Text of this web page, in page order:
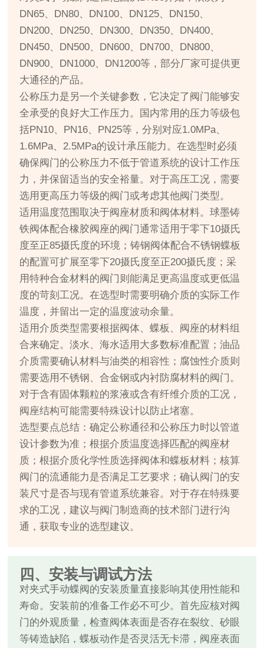
DN65、DN80、DN100、DN125、DN150、
DN200、DN250、DN300、DN350、DN400、
DN450、DN500、DN600、DN700、DN800、
DN900、DN1000、DN1200等，部分厂家可提供更
大通径的产品。
公称压力是另一个关键参数，它决定了阀门能够安
全承受的良好大工作压力。国内常用的压力等级包
括PN10、PN16、PN25等，分别对应1.0MPa、
1.6MPa、2.5MPa的设计承压能力。在选型时必须
确保阀门的公称压力不低于管道系统的设计工作压
力，并保留适当的安全裕量。对于高压工况，需要
选用更高压力等级的阀门或考虑其他阀门类型。
适用温度范围取决于阀座材质和阀体材料。球墨铸
铁阀体配合橡胶阀座的阀门通常适用于零下10摄氏
度至正85摄氏度的环境；铸钢阀体配合不锈钢蝶板
的配置可扩展至零下20摄氏度至正200摄氏度；采
用特种合金材料的阀门则能满足更高温度或更低温
度的苛刻工况。在选型时需要明确介质的实际工作
温度，并留出一定的温度波动余量。
适用介质类型需要根据阀体、蝶板、阀座的材料组
合来确定。淡水、海水适用大多数标准配置；油品
介质需要确认材料与油类的相容性；腐蚀性介质则
需要选用不锈钢、合金钢或内衬防腐材料的阀门。
对于含有固体颗粒的浆液或含有纤维介质的工况，
阀座结构可能需要特殊设计以防止堵塞。
选型要点总结：确定公称通径和公称压力时以管道
设计参数为准；根据介质温度选择匹配的阀座材
质；根据介质化学性质选择阀体和蝶板材料；核算
阀门的流通能力是否满足工艺要求；确认阀门的安
装尺寸是否与现有管道系统兼容。对于存在特殊要
求的工况，建议与阀门制造商的技术部门进行沟
通，获取专业的选型建议。
四、安装与调试方法
对夹式手动蝶阀的安装质量直接影响其使用性能和
寿命。安装前的准备工作必不可少。首先应核对阀
门的外观质量，检查阀体表面是否存在裂纹、砂眼
等铸造缺陷，蝶板动作是否灵活无卡滞，阀座表面